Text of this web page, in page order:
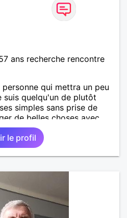
ans recherche rencontre
qui mettra un peu
suis quelqu'un de plutôt
simples sans prise de
de belles choses avec
.
le profil